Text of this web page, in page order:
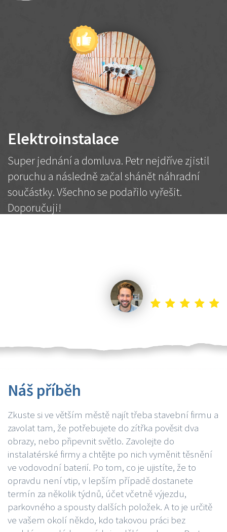
Elektroinstalace
Super jednání a domluva. Petr nejdříve zjistil
poruchu a následně začal shánět náhradní
součástky. Všechno se podařilo vyřešit.
Doporučuji!
Náš příběh
Zkuste si ve větším městě najít třeba stavební firmu a
zavolat tam, že potřebujete do zítřka pověsit dva
obrazy, nebo připevnit světlo. Zavolejte do
instalatérské firmy a chtějte po nich vyměnit těsnění
ve vodovodní baterií. Po tom, co je ujistíte, že to
opravdu není vtip, v lepším případě dostanete
termín za několik týdnů, účet včetně výjezdu,
parkovného a spousty dalších položek. A to je určitě
ve vašem okolí někdo, kdo takovou práci bez